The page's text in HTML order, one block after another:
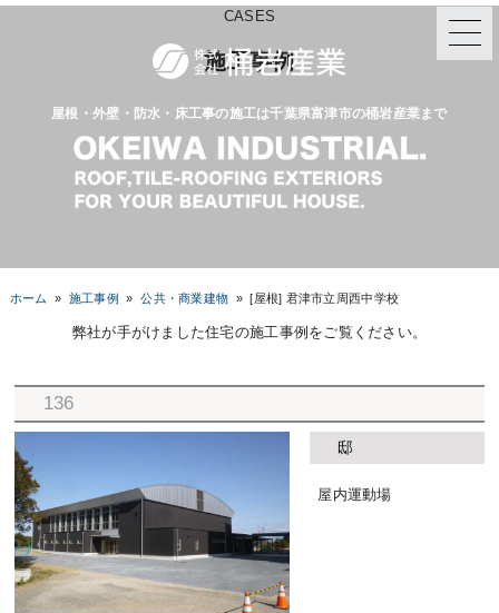
屋根・外壁・防水・床工事の施工は千葉県富津市の桶岩産業まで
CASES
施工事例
ホーム » 施工事例 »公共・商業建物 »[屋根] 君津市立周西中学校
弊社が手がけました住宅の施工事例をご覧ください。
136
邸
屋内運動場